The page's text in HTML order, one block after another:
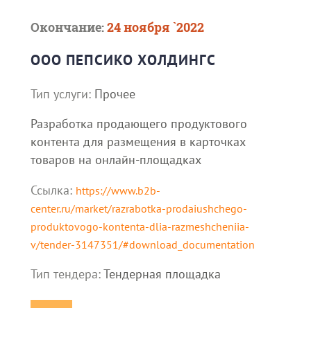
Окончание:24 ноября `2022
ООО ПЕПСИКО ХОЛДИНГС
Тип услуги: Прочее
Разработка продающего продуктового
контента для размещения в карточках
товаров на онлайн-площадках
Ссылка: https://www.b2b-
center.ru/market/razrabotka-prodaiushchego-
produktovogo-kontenta-dlia-razmeshcheniia-
v/tender-3147351/#download_documentation
Тип тендера:Тендерная площадка